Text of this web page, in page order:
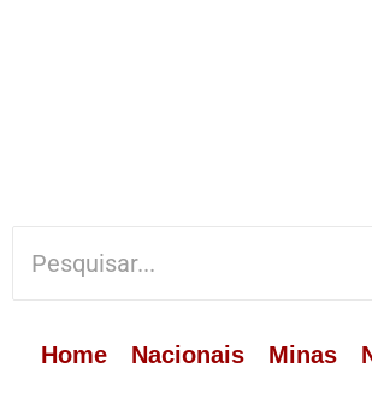
Home Nacionais Minas